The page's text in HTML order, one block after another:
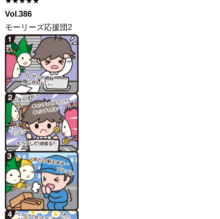
Vol.386
モーリーズ応援団2